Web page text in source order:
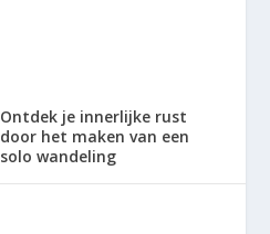
Ontdek je innerlijke rust
door het maken van een
solo wandeling